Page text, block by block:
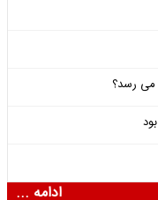
می رسد؟
ادامه ...